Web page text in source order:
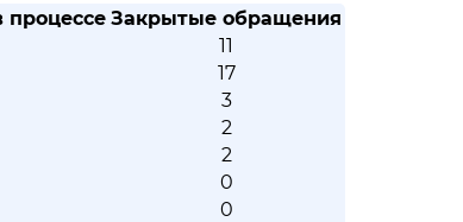
Закрытые обращения
11
17
3
2
2
0
0